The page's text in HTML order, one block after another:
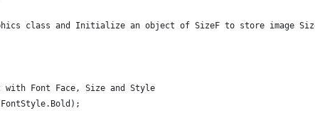
class and Initialize an object of SizeF to store image
Font Face, Size and Style
FontStyle.Bold);